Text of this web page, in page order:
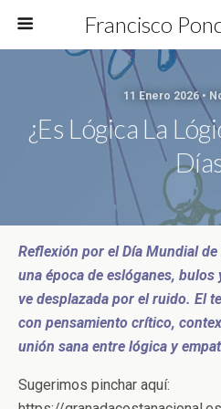
Francisco
11 Enero 2026 •
¿Es Lógica La
Reflexión por el Día Mundial
una época de eslóganes,
ve desplazada por el ruido. El
con pensamiento crítico,
unión sana entre lógica y
Sugerimos pinchar aquí: